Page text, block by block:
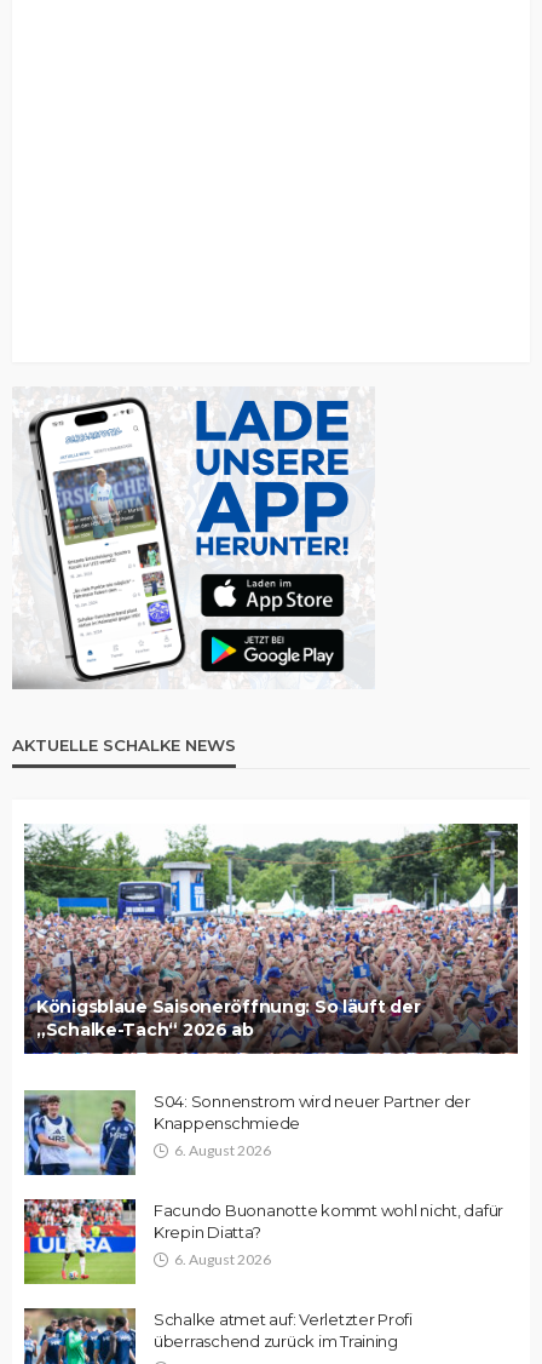
AKTUELLE SCHALKE NEWS
Königsblaue Saisoneröffnung: So läuft der
„Schalke-Tach“ 2026 ab
S04: Sonnenstrom wird neuer Partner der
Knappenschmiede
6. August 2026
Facundo Buonanotte kommt wohl nicht, dafür
Krepin Diatta?
6. August 2026
Schalke atmet auf: Verletzter Profi
überraschend zurück im Training